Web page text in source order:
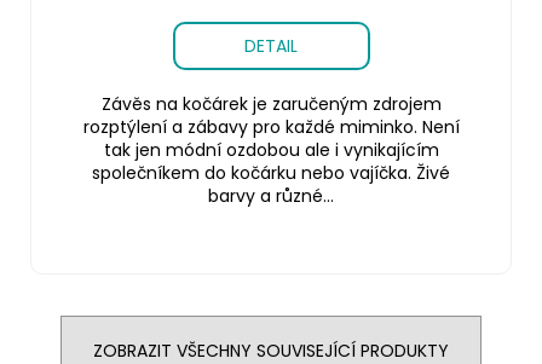
DETAIL
Závěs na kočárek je zaručeným zdrojem
rozptýlení a zábavy pro každé miminko. Není
tak jen módní ozdobou ale i vynikajícím
společníkem do kočárku nebo vajíčka. Živé
barvy a různé...
ZOBRAZIT VŠECHNY SOUVISEJÍCÍ PRODUKTY